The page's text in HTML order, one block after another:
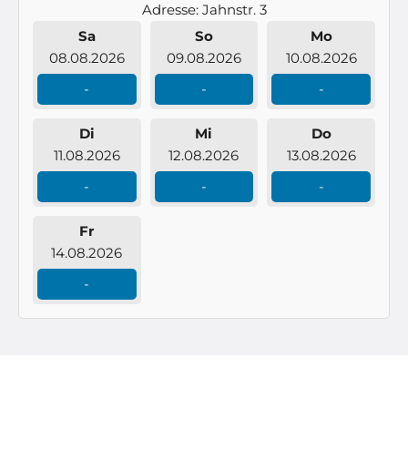
Adresse: Jahnstr. 3
Sa
08.08.2026
-
So
09.08.2026
-
Mo
10.08.2026
-
Di
11.08.2026
-
Mi
12.08.2026
-
Do
13.08.2026
-
Fr
14.08.2026
-